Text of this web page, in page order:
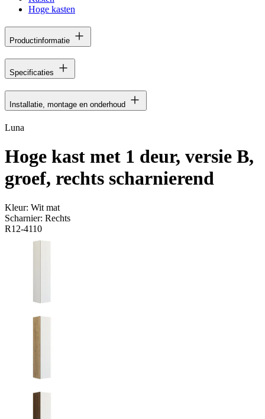
Hoge kasten
Productinformatie
Specificaties
Installatie, montage en onderhoud
Luna
Hoge kast met 1 deur, versie B,
groef, rechts scharnierend
Kleur: Wit mat
Scharnier: Rechts
R12-4110